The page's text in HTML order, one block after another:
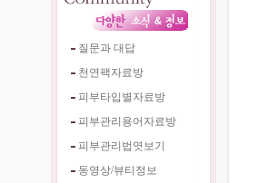
질문과 대답
천연팩자료방
피부타입별자료방
피부관리용어자료방
피부관리법엿보기
동영상/뷰티정보